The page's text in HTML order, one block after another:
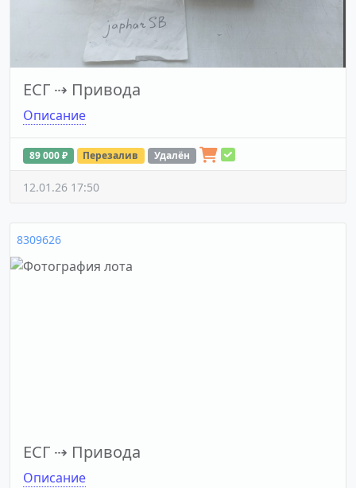
ЕСГ ⇢ Привода
Описание
89 000 ₽ Перезалив Удалён
12.01.26 17:50
8309626
ЕСГ ⇢ Привода
Описание